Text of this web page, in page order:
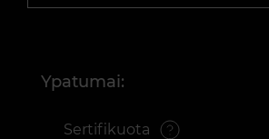
Ypatumai:
Sertifikuota